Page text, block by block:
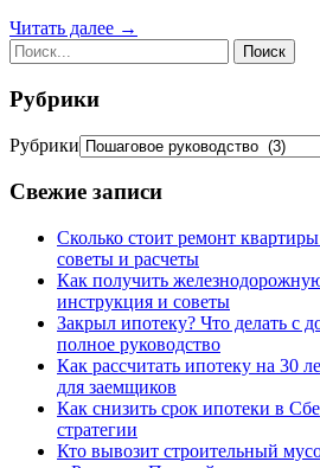
Читать далее →
Рубрики
Рубрики
Свежие записи
Сколько стоит ремонт
советы и расчеты
Как получить
инструкция и советы
Закрыл ипотеку? Что делать с
полное руководство
Как рассчитать ипотеку на 30
для заемщиков
Как снизить срок ипотеки в
стратегии
Кто вывозит строительный